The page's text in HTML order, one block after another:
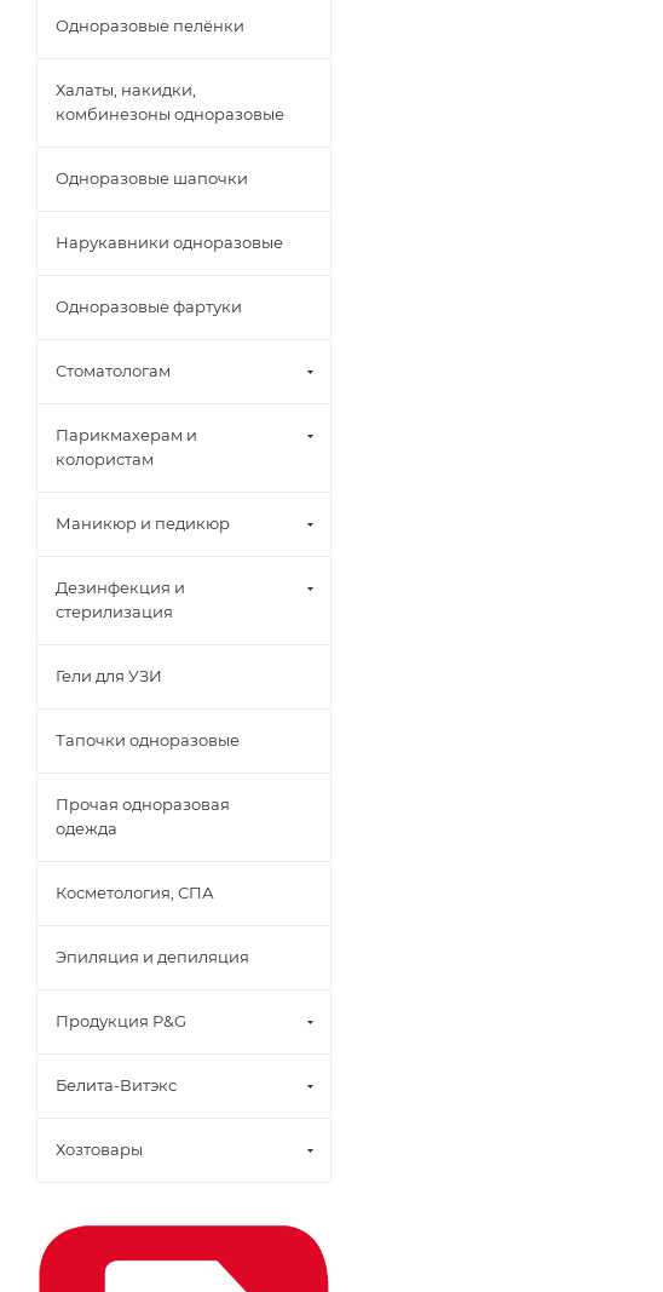
Одноразовые пелёнки
Халаты, накидки,
комбинезоны одноразовые
Одноразовые шапочки
Нарукавники одноразовые
Одноразовые фартуки
Стоматологам
Парикмахерам и
колористам
Маникюр и педикюр
Дезинфекция и
стерилизация
Гели для УЗИ
Тапочки одноразовые
Прочая одноразовая
одежда
Косметология, СПА
Эпиляция и депиляция
Продукция P&G
Белита-Витэкс
Хозтовары